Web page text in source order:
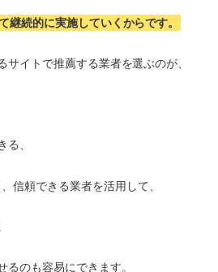
続的に実施していくからです。
イトで推薦する業者を選ぶのが、
、
信頼できる業者を活用して、
のも容易にできます。